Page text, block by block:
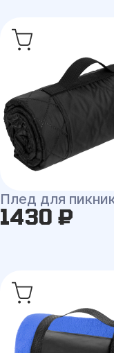
Плед для
1430 ₽